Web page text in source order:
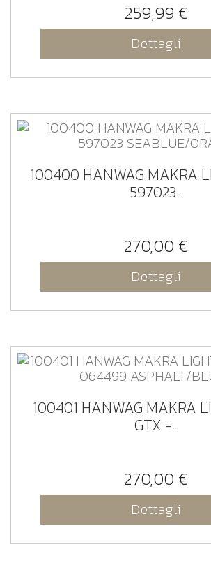
259,99 €
Dettagli
100400 HANWAG MAKRA
597023...
270,00 €
Dettagli
100401 HANWAG MAKRA
GTX -...
270,00 €
Dettagli